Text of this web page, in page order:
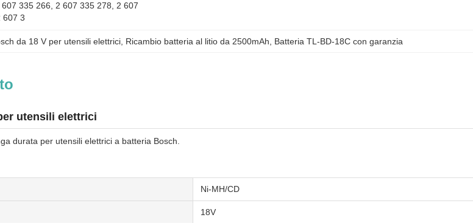
607 335 266, 2 607 335 278, 2 607
607 3
da 18 V per utensili elettrici Ricambio batteria al litio da 2500mAh Batteria TL-BD-18C con garanzia
utensili elettrici
durata per utensili elettrici a batteria Bosch.
Ni-MH/CD
18V